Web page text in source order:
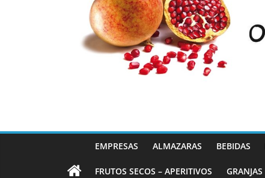
EMPRESAS ALMAZARAS BEBIDAS
FRUTOS SECOS – APERITIVOS GRANJAS